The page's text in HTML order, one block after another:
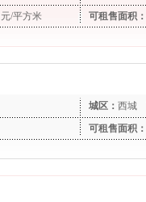
元/平方米 可租售面积：
城区： 西城
可租售面积：